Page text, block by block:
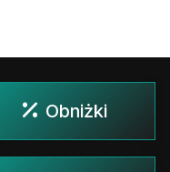
Obniżki